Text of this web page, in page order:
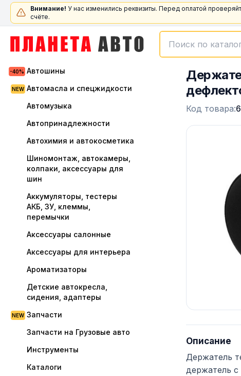
Внимание! У нас изменились реквизиты. Перед оплатой
счёте.
Автошины
Автомасла и спецжидкости
Автомузыка
Автопринадлежности
Автохимия и автокосметика
Шиномонтаж, автокамеры,
колпаки, аксессуары для
шин
Аккумуляторы, тестеры
АКБ, ЗУ, клеммы,
перемычки
Аксессуары салонные
Аксессуары для интерьера
Ароматизаторы
Детские автокресла,
сидения, адаптеры
Запчасти
Запчасти на Грузовые авто
Инструменты
Каталоги
Код товара:
Описание
Держатель
держатель с